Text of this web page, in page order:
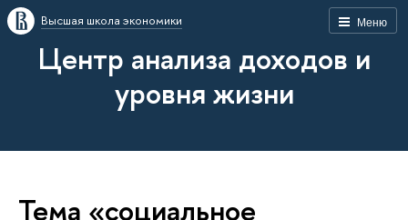
Меню
Высшая школа экономики
Центр анализа доходов и
уровня жизни
Тема «социальное